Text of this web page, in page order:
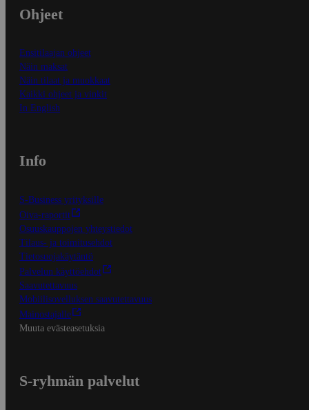
Ohjeet
Ensitilaajan ohjeet
Näin maksat
Näin tilaat ja muokkaat
Kaikki ohjeet ja vinkit
In English
Info
S-Business yrityksille
Oiva-raportit
Osuuskauppojen yhteystiedot
Tilaus- ja toimitusehdot
Tietosuojakäytäntö
Palvelun käyttöehdot
Saavutettavuus
Mobiilisovelluksen saavutettavuus
Mainostajalle
Muuta evästeasetuksia
S-ryhmän palvelut